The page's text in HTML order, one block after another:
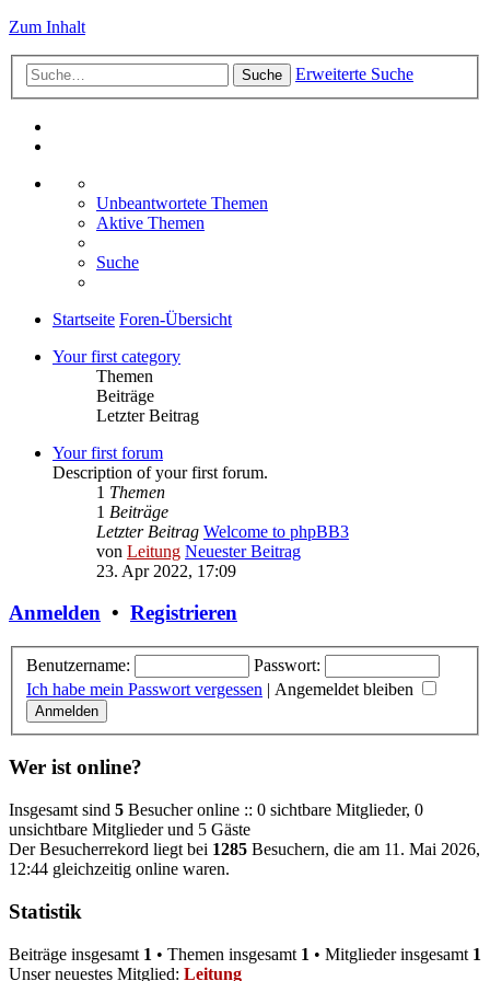
Zum Inhalt
Suche Erweiterte Suche
Unbeantwortete Themen
Aktive Themen
Suche
Startseite Foren-Übersicht
Your first category
Themen
Beiträge
Letzter Beitrag
Your first forum
Description of your first forum.
1 Themen
1 Beiträge
Letzter Beitrag Welcome to phpBB3
von Leitung Neuester Beitrag
23. Apr 2022, 17:09
Anmelden • Registrieren
Benutzername:
Passwort:
Ich habe mein Passwort vergessen | Angemeldet bleiben
Wer ist online?
Insgesamt sind 5 Besucher online :: 0 sichtbare Mitglieder, 0
unsichtbare Mitglieder und 5 Gäste
Der Besucherrekord liegt bei 1285 Besuchern, die am 11. Mai 2026,
12:44 gleichzeitig online waren.
Statistik
Beiträge insgesamt 1 • Themen insgesamt 1 • Mitglieder insgesamt 1
Unser neuestes Mitglied: Leitung